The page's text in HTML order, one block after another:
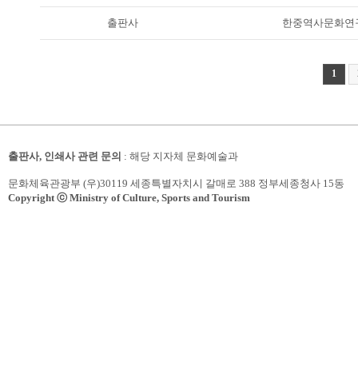
출판사 한중역사문화연
1
출판사, 인쇄사 관련 문의 : 해당 지자체 문화예술과
문화체육관광부 (우)30119 세종특별자치시 갈매로 388 정부세종청사 15동
Copyright ⓒ Ministry of Culture, Sports and Tourism